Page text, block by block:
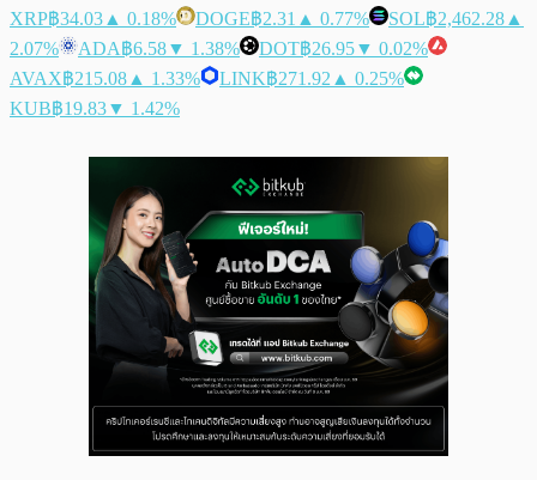
XRP฿34.03 ▲ 0.18% DOGE฿2.31 ▲ 0.77% SOL฿2,462.28 ▲
2.07%
ADA฿6.58▼ 1.38% DOT฿26.95▼ 0.02%
AVAX฿215.08 ▲ 1.33% LINK฿271.92 ▲ 0.25%
KUB฿19.83▼ 1.42%